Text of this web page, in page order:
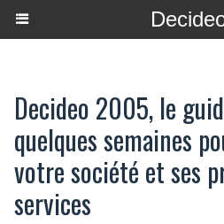
Decideo 2005, le
quelques semaines
votre société et ses
services